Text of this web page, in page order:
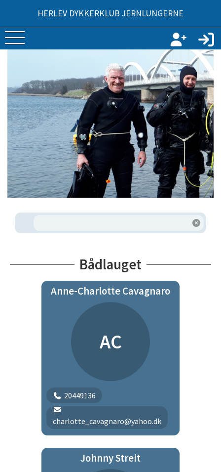
HERLEV DYKKERKLUB JERNLUNGERNE
Bådlauget
Anne-Charlotte Cavagnaro
AC
20449136
charlotte_cavagnaro@yahoo.dk
Johnny Streit